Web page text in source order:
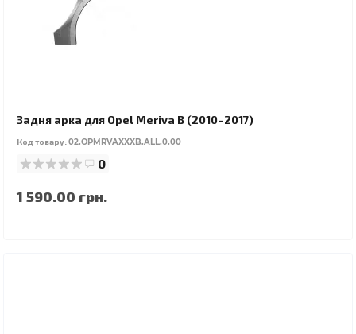
Задня арка для Opel Meriva B (2010–2017)
Код товару:02.OPMRVAXXXB.ALL.0.00
0
1 590.00 грн.